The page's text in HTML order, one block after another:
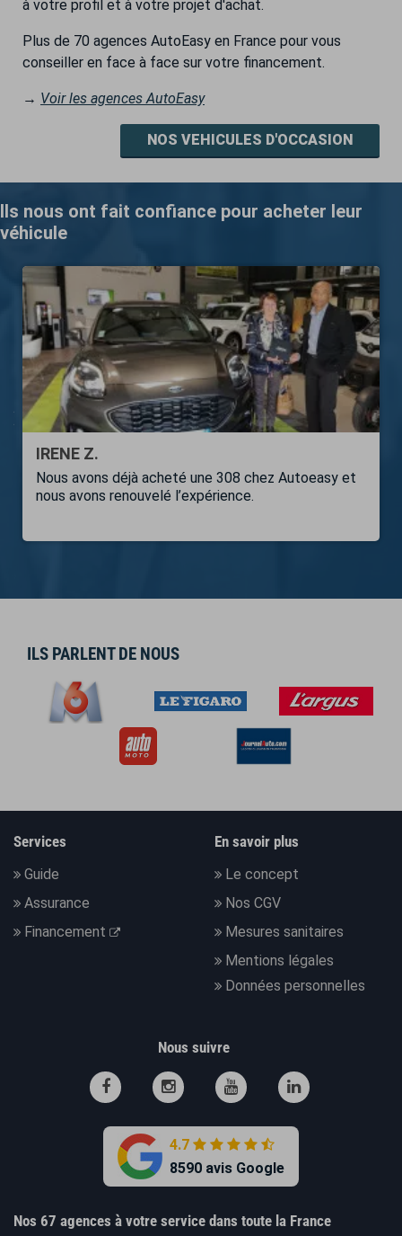
à votre profil et à votre projet d'achat.
Plus de 70 agences AutoEasy en France pour vous
conseiller en face à face sur votre financement.
→ Voir les agences AutoEasy
NOS VEHICULES D'OCCASION
Ils nous ont fait confiance pour acheter leur
véhicule
IRENE Z.
Nous avons déjà acheté une 308 chez Autoeasy et
nous avons renouvelé l’expérience.
ILS PARLENT DE NOUS
Services
Guide
Assurance
Financement
En savoir plus
Le concept
Nos CGV
Mesures sanitaires
Mentions légales
Données personnelles
Nous suivre
4.7
8590 avis Google
Nos 67 agences à votre service dans toute la France